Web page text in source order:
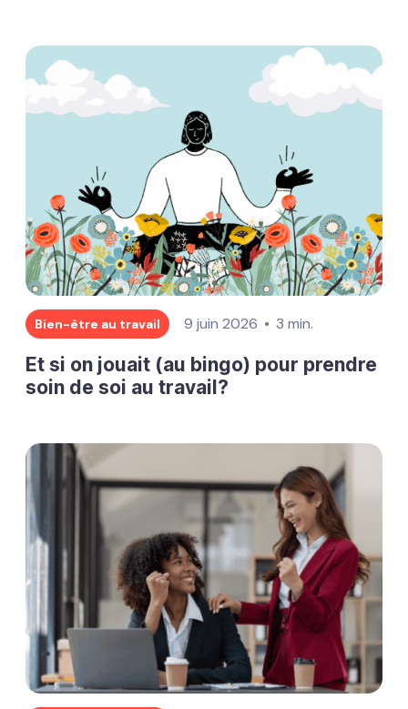
Bien-être au travail 9 juin 2026 3 min.
Et si on jouait (au bingo) pour prendre
soin de soi au travail?